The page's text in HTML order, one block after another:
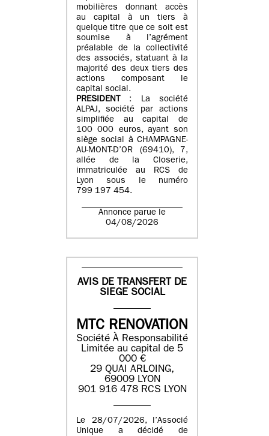
mobilières donnant accès
au capital à un tiers à
quelque titre que ce soit est
soumise à l’agrément
préalable de la collectivité
des associés, statuant à la
majorité des deux tiers des
actions composant le
capital social.
PRESIDENT
: La société
ALPAJ, société par actions
simplifiée au capital de
100 000 euros, ayant son
siège social à CHAMPAGNE-
AU-MONT-D’OR (69410), 7,
allée de la Closerie,
immatriculée au RCS de
Lyon sous le numéro
799 197 454.
Annonce parue le
04/08/2026
AVIS DE TRANSFERT DE
SIEGE SOCIAL
MTC RENOVATION
Société À Responsabilité
Limitée au capital de 5
000 €
29 QUAI ARLOING,
69009 LYON
901 916 478 RCS LYON
Le 28/07/2026, l’Associé
Unique a décidé de